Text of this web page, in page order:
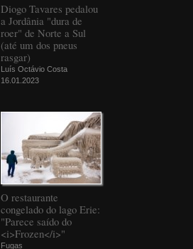
Diogo Tavares pedalou
a Jordânia "dura de
roer" de Norte a Sul
(até um dos pneus
rasgar)
Luís Octávio Costa
16.01.2023
O restaurante
congelado do lago Erie:
"Parece saído do
<i>Frozen</i>"
Fugas